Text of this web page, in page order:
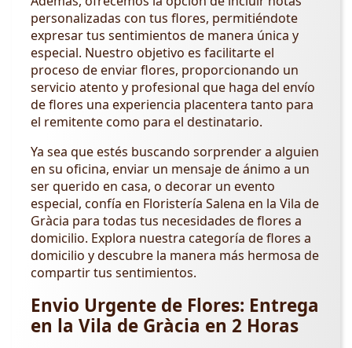
personalizadas con tus flores, permitiéndote
expresar tus sentimientos de manera única y
especial. Nuestro objetivo es facilitarte el
proceso de enviar flores, proporcionando un
servicio atento y profesional que haga del envío
de flores una experiencia placentera tanto para
el remitente como para el destinatario.
Ya sea que estés buscando sorprender a alguien
en su oficina, enviar un mensaje de ánimo a un
ser querido en casa, o decorar un evento
especial, confía en Floristería Salena en la Vila de
Gràcia para todas tus necesidades de flores a
domicilio. Explora nuestra categoría de flores a
domicilio y descubre la manera más hermosa de
compartir tus sentimientos.
Envio Urgente de Flores: Entrega
en la Vila de Gràcia en 2 Horas